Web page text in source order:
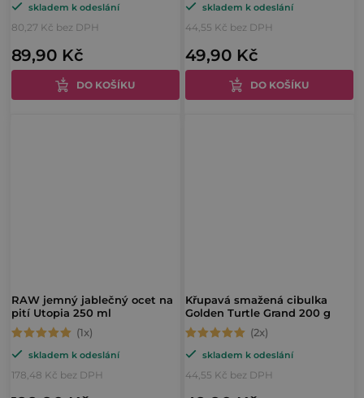
hodnocení
produktu
je
5,0
z
skladem k odeslání
80,27 Kč bez DPH
89,90 Kč
DO KOŠÍKU
skladem k odeslání
44,55 Kč bez DPH
49,90 Kč
DO KOŠÍKU
RAW jemný jablečný ocet na
pití Utopia 250 ml
Průměrné
hodnocení
produktu
skladem k odeslání
178,48 Kč bez DPH
Křupavá smažená cibulka
Golden Turtle Grand 200 g
Průměrné
hodnocení
produktu
skladem k odeslání
44,55 Kč bez DPH